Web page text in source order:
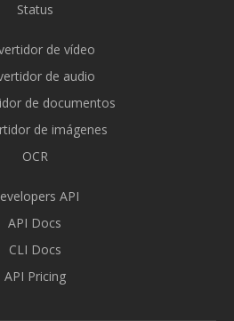
Status
de vídeo
de audio
de documentos
de imágenes
OCR
API
API Docs
CLI Docs
API Pricing